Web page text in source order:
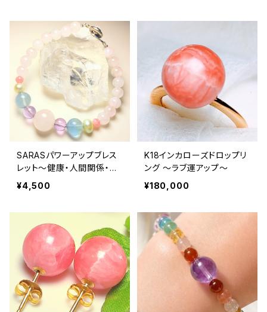
SARASパワーアップブレス
レット〜健康・人間関係・愛
情・魔除け〜
¥4,500
K18インカローズドロップリ
ング ～ラブ運アップ～
¥180,000